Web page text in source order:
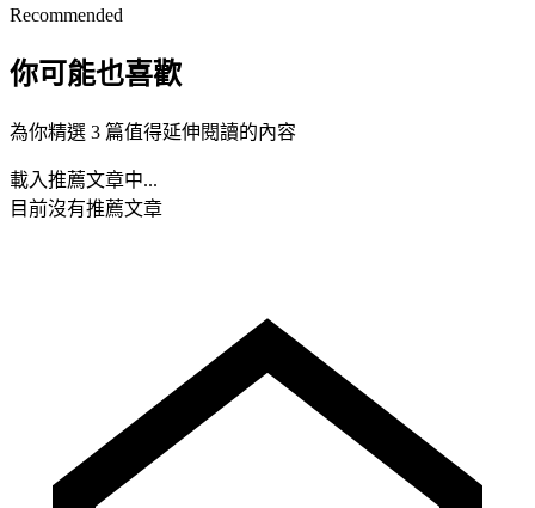
Recommended
你可能也喜歡
為你精選 3 篇值得延伸閱讀的內容
載入推薦文章中...
目前沒有推薦文章